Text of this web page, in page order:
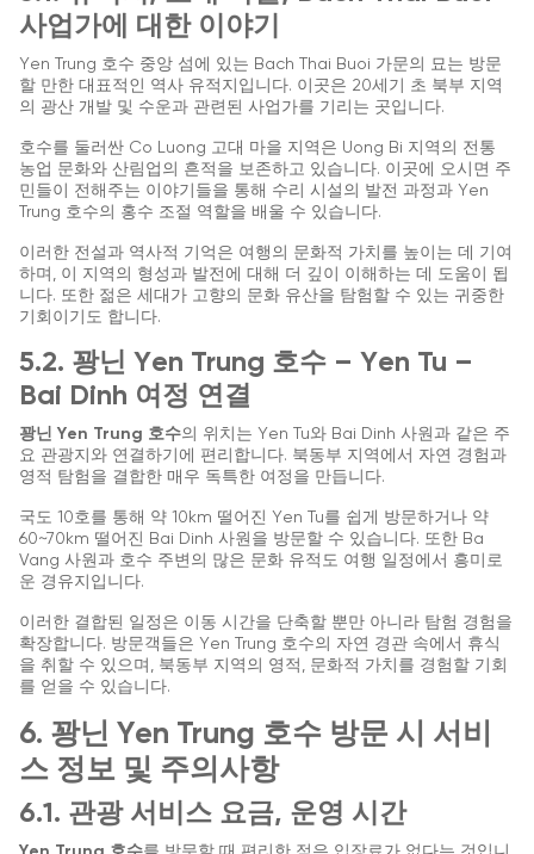
사업가에 대한 이야기
Yen Trung 호수 중앙 섬에 있는 Bach Thai Buoi 가문의 묘는 방문
할 만한 대표적인 역사 유적지입니다. 이곳은 20세기 초 북부 지역
의 광산 개발 및 수운과 관련된 사업가를 기리는 곳입니다.
호수를 둘러싼 Co Luong 고대 마을 지역은 Uong Bi 지역의 전통
농업 문화와 산림업의 흔적을 보존하고 있습니다. 이곳에 오시면 주
민들이 전해주는 이야기들을 통해 수리 시설의 발전 과정과 Yen
Trung 호수의 홍수 조절 역할을 배울 수 있습니다.
이러한 전설과 역사적 기억은 여행의 문화적 가치를 높이는 데 기여
하며, 이 지역의 형성과 발전에 대해 더 깊이 이해하는 데 도움이 됩
니다. 또한 젊은 세대가 고향의 문화 유산을 탐험할 수 있는 귀중한
기회이기도 합니다.
5.2. 꽝닌 Yen Trung 호수 – Yen Tu –
Bai Dinh 여정 연결
꽝닌 Yen Trung 호수의 위치는 Yen Tu와 Bai Dinh 사원과 같은 주
요 관광지와 연결하기에 편리합니다. 북동부 지역에서 자연 경험과
영적 탐험을 결합한 매우 독특한 여정을 만듭니다.
국도 10호를 통해 약 10km 떨어진 Yen Tu를 쉽게 방문하거나 약
60~70km 떨어진 Bai Dinh 사원을 방문할 수 있습니다. 또한 Ba
Vang 사원과 호수 주변의 많은 문화 유적도 여행 일정에서 흥미로
운 경유지입니다.
이러한 결합된 일정은 이동 시간을 단축할 뿐만 아니라 탐험 경험을
확장합니다. 방문객들은 Yen Trung 호수의 자연 경관 속에서 휴식
을 취할 수 있으며, 북동부 지역의 영적, 문화적 가치를 경험할 기회
를 얻을 수 있습니다.
6. 꽝닌 Yen Trung 호수 방문 시 서비
스 정보 및 주의사항
6.1. 관광 서비스 요금, 운영 시간